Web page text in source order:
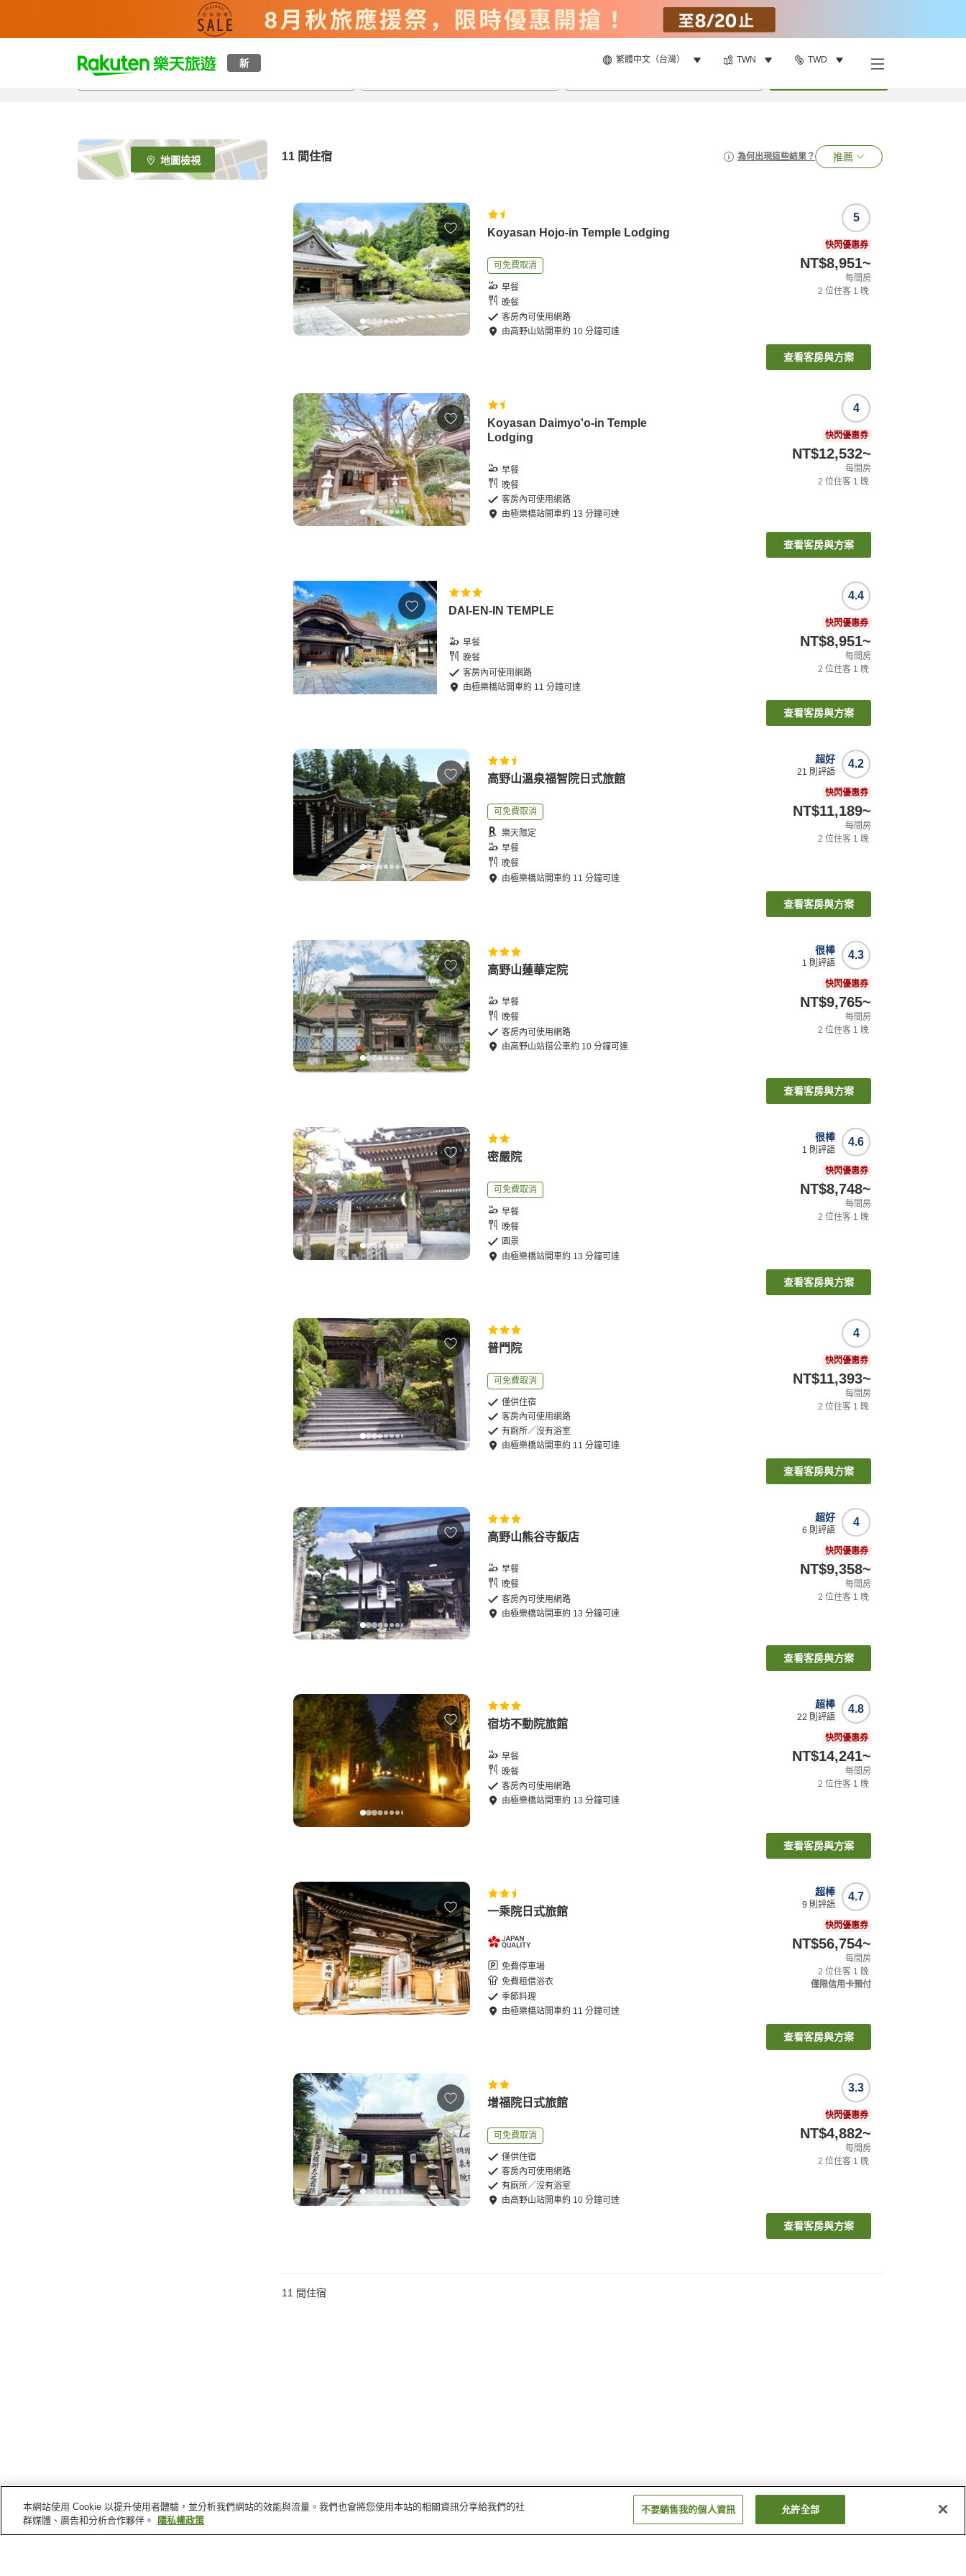
新 繁體中文（台灣） TWN TWD
t
p
e
_
s
地圖檢視 11 間住宿 為何出現這些結果？ 推薦
Koyasan Hojo-in Temple Lodging
可免費取消
早餐
晚餐
客房內可使用網路
由高野山站開車約 10 分鐘可達
5
快閃優惠券
NT$8,951~
每間房
2 位住客 1 晚
查看客房與方案
Koyasan Daimyo'o-in Temple
Lodging
早餐
晚餐
客房內可使用網路
由極樂橋站開車約 13 分鐘可達
4
快閃優惠券
NT$12,532~
每間房
2 位住客 1 晚
查看客房與方案
DAI-EN-IN TEMPLE
早餐
晚餐
客房內可使用網路
由極樂橋站開車約 11 分鐘可達
4.4
快閃優惠券
NT$8,951~
每間房
2 位住客 1 晚
查看客房與方案
高野山溫泉福智院日式旅館
可免費取消
樂天限定
早餐
晚餐
由極樂橋站開車約 11 分鐘可達
4.2
超好
21 則評語
快閃優惠券
NT$11,189~
每間房
2 位住客 1 晚
查看客房與方案
高野山蓮華定院
早餐
晚餐
客房內可使用網路
由高野山站搭公車約 10 分鐘可達
4.3
很棒
1 則評語
快閃優惠券
NT$9,765~
每間房
2 位住客 1 晚
查看客房與方案
密嚴院
可免費取消
早餐
晚餐
園景
由極樂橋站開車約 13 分鐘可達
4.6
很棒
1 則評語
快閃優惠券
NT$8,748~
每間房
2 位住客 1 晚
查看客房與方案
普門院
可免費取消
僅供住宿
客房內可使用網路
有廁所／沒有浴室
由極樂橋站開車約 11 分鐘可達
4
快閃優惠券
NT$11,393~
每間房
2 位住客 1 晚
查看客房與方案
高野山熊谷寺飯店
早餐
晚餐
客房內可使用網路
由極樂橋站開車約 13 分鐘可達
4
超好
6 則評語
快閃優惠券
NT$9,358~
每間房
2 位住客 1 晚
查看客房與方案
宿坊不動院旅館
早餐
晚餐
客房內可使用網路
由極樂橋站開車約 13 分鐘可達
4.8
超棒
22 則評語
快閃優惠券
NT$14,241~
每間房
2 位住客 1 晚
查看客房與方案
一乘院日式旅館
免費停車場
免費租借浴衣
季節料理
由極樂橋站開車約 11 分鐘可達
4.7
超棒
9 則評語
快閃優惠券
NT$56,754~
每間房
2 位住客 1 晚
僅限信用卡預付
查看客房與方案
增福院日式旅館
可免費取消
僅供住宿
客房內可使用網路
有廁所／沒有浴室
由高野山站開車約 10 分鐘可達
3.3
快閃優惠券
NT$4,882~
每間房
2 位住客 1 晚
查看客房與方案
11 間住宿
本網站使用 Cookie 以提升使用者體驗，並分析我們網站的效能與流量。我們也會將您使用本站的相關資訊分享給我們的社
群媒體、廣告和分析合作夥伴。
隱私權政策
不要銷售我的個人資訊 允許全部